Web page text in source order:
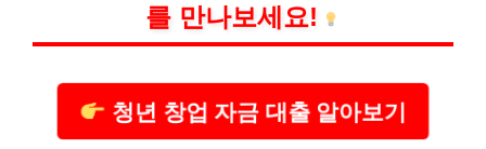
를 만나보세요!
청년 창업 자금 대출 알아보기